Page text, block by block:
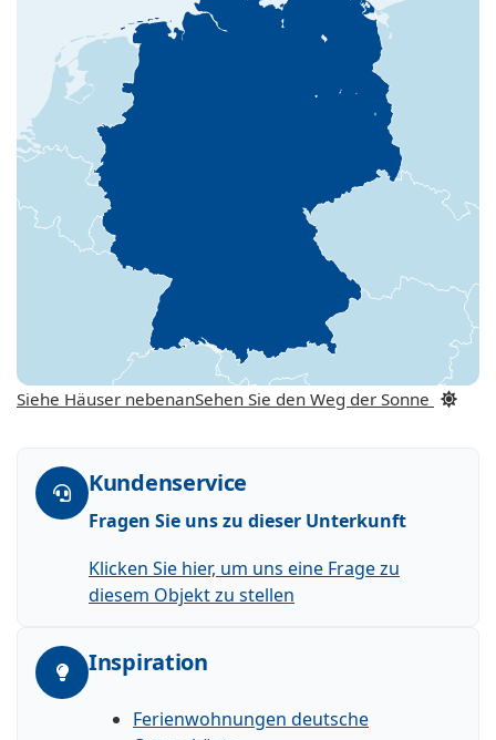
Siehe Häuser nebenanSehen Sie den Weg der Sonne
Kundenservice
Fragen Sie uns zu dieser Unterkunft
Klicken Sie hier, um uns eine Frage zu
diesem Objekt zu stellen
Inspiration
Ferienwohnungen deutsche